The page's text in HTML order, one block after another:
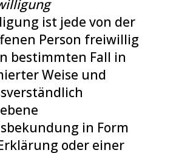
ist jede von der
Person freiwillig
bestimmten Fall in
Weise und
in Form
oder einer